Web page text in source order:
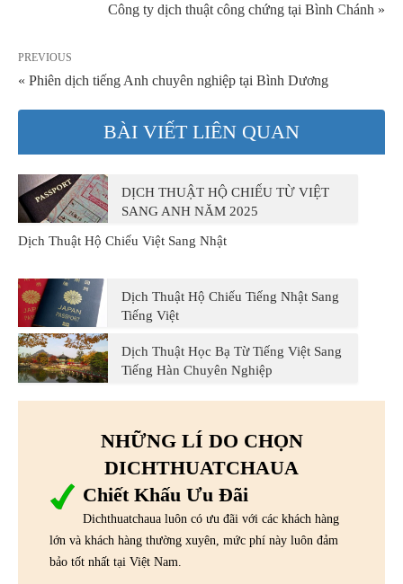
Công ty dịch thuật công chứng tại Bình Chánh »
PREVIOUS
« Phiên dịch tiếng Anh chuyên nghiệp tại Bình Dương
BÀI VIẾT LIÊN QUAN
DỊCH THUẬT HỘ CHIẾU TỪ VIỆT
SANG ANH NĂM 2025
Dịch Thuật Hộ Chiếu Việt Sang Nhật
Dịch Thuật Hộ Chiếu Tiếng Nhật Sang
Tiếng Việt
Dịch Thuật Học Bạ Từ Tiếng Việt Sang
Tiếng Hàn Chuyên Nghiệp
NHỮNG LÍ DO CHỌN
DICHTHUATCHAUA
Chiết Khấu Ưu Đãi
Dichthuatchaua luôn có ưu đãi với các khách hàng
lớn và khách hàng thường xuyên, mức phí này luôn đảm
bảo tốt nhất tại Việt Nam.